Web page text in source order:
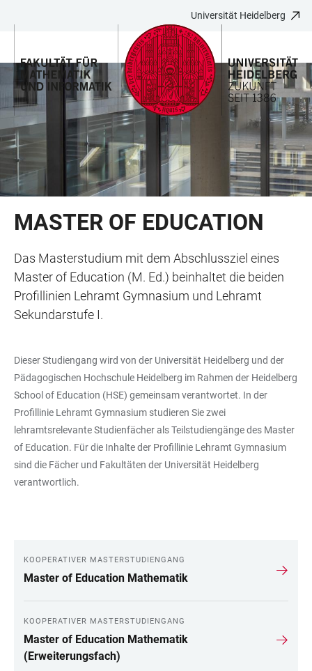
ZUR
BARRIEREFREIHEIT
Universität Heidelberg
MASTER OF EDUCATION
Das Masterstudium mit dem Abschlussziel eines
Master of Education (M. Ed.) beinhaltet die beiden
Profillinien Lehramt Gymnasium und Lehramt
Sekundarstufe I.
Dieser Studiengang wird von der Universität Heidelberg und der
Pädagogischen Hochschule Heidelberg im Rahmen der Heidelberg
School of Education (HSE) gemeinsam verantwortet. In der
Profillinie Lehramt Gymnasium studieren Sie zwei
lehramtsrelevante Studienfächer als Teilstudiengänge des Master
of Education. Für die Inhalte der Profillinie Lehramt Gymnasium
sind die Fächer und Fakultäten der Universität Heidelberg
verantwortlich.
LINKS
KOOPERATIVER MASTERSTUDIENGANG
Master of Education Mathematik
KOOPERATIVER MASTERSTUDIENGANG
Master of Education Mathematik
(Erweiterungsfach)